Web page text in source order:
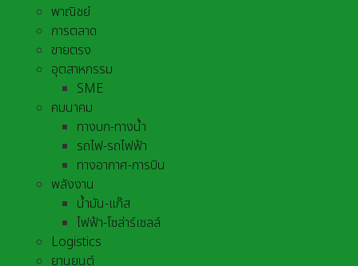
พาณิชย์
การตลาด
ขายตรง
อุตสาหกรรม
SME
คมนาคม
ทางบก-ทางน้ำ
รถไฟ-รถไฟฟ้า
ทางอากาศ-การบิน
พลังงาน
น้ำมัน-แก๊ส
ไฟฟ้า-โซล่าร์เซลล์
Logistics
ยานยนต์